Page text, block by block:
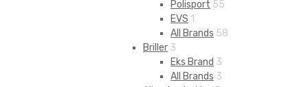
Polisport 55
EVS 1
All Brands 58
Briller 3
Eks Brand 3
All Brands 3